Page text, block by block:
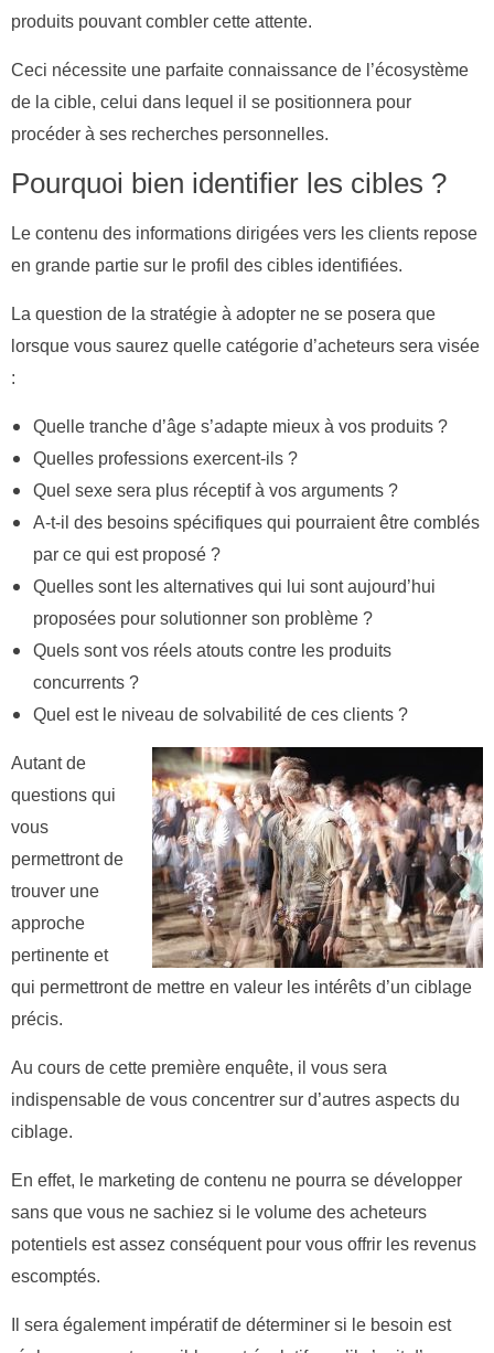
produits pouvant combler cette attente.
Ceci nécessite une parfaite connaissance de l’écosystème
de la cible, celui dans lequel il se positionnera pour
procéder à ses recherches personnelles.
Pourquoi bien identifier les cibles ?
Le contenu des informations dirigées vers les clients repose
en grande partie sur le profil des cibles identifiées.
La question de la stratégie à adopter ne se posera que
lorsque vous saurez quelle catégorie d’acheteurs sera visée
:
Quelle tranche d’âge s’adapte mieux à vos produits ?
Quelles professions exercent-ils ?
Quel sexe sera plus réceptif à vos arguments ?
A-t-il des besoins spécifiques qui pourraient être comblés
par ce qui est proposé ?
Quelles sont les alternatives qui lui sont aujourd’hui
proposées pour solutionner son problème ?
Quels sont vos réels atouts contre les produits
concurrents ?
Quel est le niveau de solvabilité de ces clients ?
Autant de
questions qui
vous
permettront de
trouver une
approche
pertinente et
qui permettront de mettre en valeur les intérêts d’un ciblage
précis.
Au cours de cette première enquête, il vous sera
indispensable de vous concentrer sur d’autres aspects du
ciblage.
En effet, le marketing de contenu ne pourra se développer
sans que vous ne sachiez si le volume des acheteurs
potentiels est assez conséquent pour vous offrir les revenus
escomptés.
Il sera également impératif de déterminer si le besoin est